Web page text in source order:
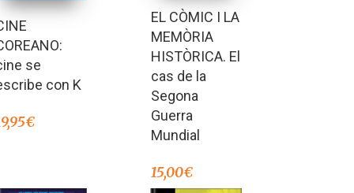
se
con K
€
EL CÒMIC I LA
MEMÒRIA
HISTÒRICA. El
cas de la
Segona
Guerra
Mundial
15,00€